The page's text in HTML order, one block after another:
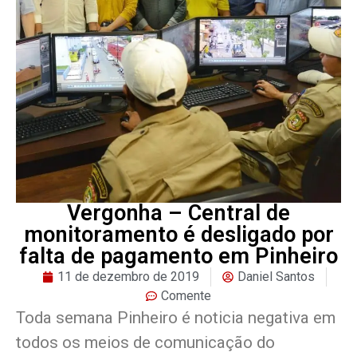
Vergonha – Central de
monitoramento é desligado por
falta de pagamento em Pinheiro
11 de dezembro de 2019
Daniel Santos
Comente
Toda semana Pinheiro é noticia negativa em
todos os meios de comunicação do